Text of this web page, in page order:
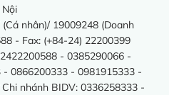
Nội
nhân)/ 19009248 (Doanh
- Fax: (+84-24) 22200399
- 0385290066 -
0866200333 - 0981915333 -
nhánh BIDV: 0336258333 -